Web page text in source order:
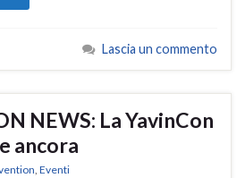
Lascia un commento
NEWS: La YavinCon
ancora
, Eventi